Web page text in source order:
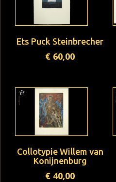
Ets Puck Steinbrecher
€ 60,00
Collotypie Willem van
Konijnenburg
€ 40,00